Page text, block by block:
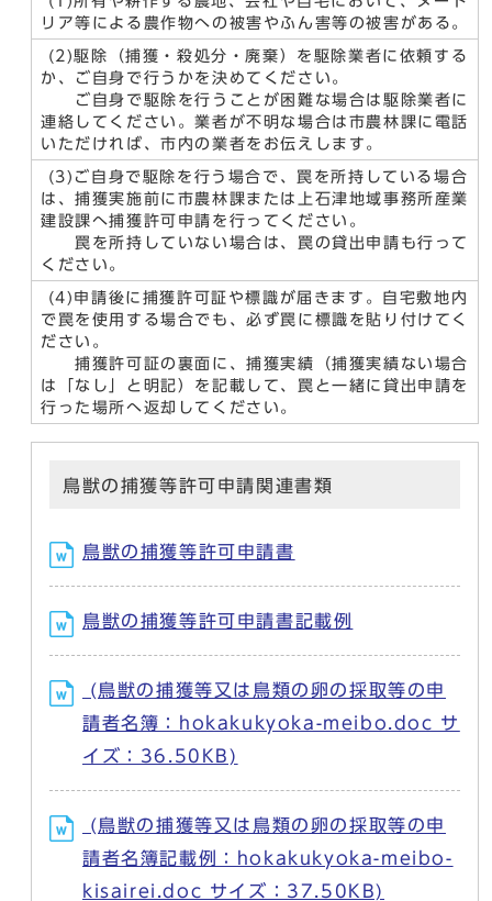
リア等による農作物への被害やふん害等の被害がある。
(2)駆除（捕獲・殺処分・廃棄）を駆除業者に依頼する
か、ご自身で行うかを決めてください。
ご自身で駆除を行うことが困難な場合は駆除業者に
連絡してください。業者が不明な場合は市農林課に電話
いただければ、市内の業者をお伝えします。
(3)ご自身で駆除を行う場合で、罠を所持している場合
は、捕獲実施前に市農林課または上石津地域事務所産業
建設課へ捕獲許可申請を行ってください。
罠を所持していない場合は、罠の貸出申請も行って
ください。
(4)申請後に捕獲許可証や標識が届きます。自宅敷地内
で罠を使用する場合でも、必ず罠に標識を貼り付けてく
ださい。
捕獲許可証の裏面に、捕獲実績（捕獲実績ない場合
は「なし」と明記）を記載して、罠と一緒に貸出申請を
行った場所へ返却してください。
鳥獣の捕獲等許可申請関連書類
鳥獣の捕獲等許可申請書
鳥獣の捕獲等許可申請書記載例
(鳥獣の捕獲等又は鳥類の卵の採取等の申
請者名簿：hokakukyoka-meibo.doc サ
イズ：36.50KB)
(鳥獣の捕獲等又は鳥類の卵の採取等の申
請者名簿記載例：hokakukyoka-meibo-
kisairei.doc サイズ：37.50KB)